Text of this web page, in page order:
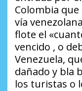
Colombia
vía
flote el
vencido , o
Venezuela,
dañado y bla
los turistas o